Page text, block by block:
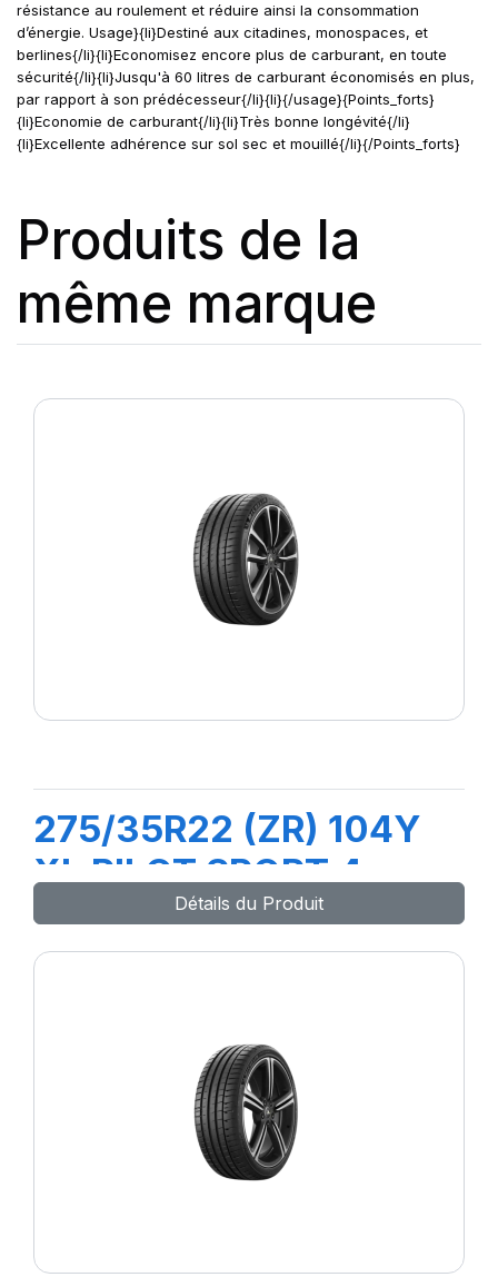
résistance au roulement et réduire ainsi la consommation
d’énergie. Usage}{li}Destiné aux citadines, monospaces, et
berlines{/li}{li}Economisez encore plus de carburant, en toute
sécurité{/li}{li}Jusqu'à 60 litres de carburant économisés en plus,
par rapport à son prédécesseur{/li}{li}{/usage}{Points_forts}
{li}Economie de carburant{/li}{li}Très bonne longévité{/li}
{li}Excellente adhérence sur sol sec et mouillé{/li}{/Points_forts}
Produits de la
même marque
275/35R22 (ZR) 104Y
XL PILOT SPORT 4
Détails du Produit